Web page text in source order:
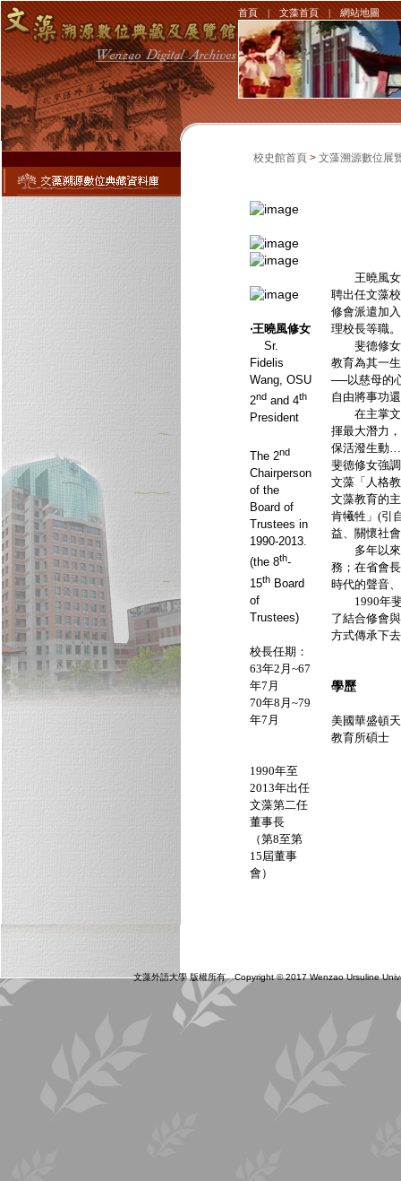
首頁|文藻首頁|網站地圖
校史館首頁 > 文藻溯源數位展
‧王曉風修女
Sr.
Fidelis
Wang, OSU
2ndand 4th
President
The 2nd
Chairperson
of the
Board of
Trustees in
1990-2013.
(the 8th-
15thBoard
of
Trustees)
校長任期：
63年2 月 ~67
年7月
70年8 月 ~79
年7月
1990年至
2013年出任
文藻第二任
董事長
（第8至第
15屆董事
會）
王曉風女士
聘出任文藻
修會派遣加
理校長等職。
斐德修女幼
教育為其一
──以慈母的
自由將事功
在主掌文藻
揮最大潛力
保活潑生動
斐德修女強
文藻「人格
文藻教育的
肯犧牲」(引
益、關懷社
多年以來，
務；在省會
時代的聲音
1990年斐
了結合修會
方式傳承下
學歷
美國華盛頓
教育所碩士
文藻外語大學 版權所有 Copyright © 2017 Wenzao Ursuline